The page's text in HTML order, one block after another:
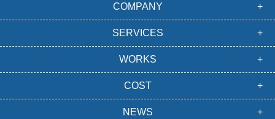
COMPANY
SERVICES
WORKS
COST
NEWS